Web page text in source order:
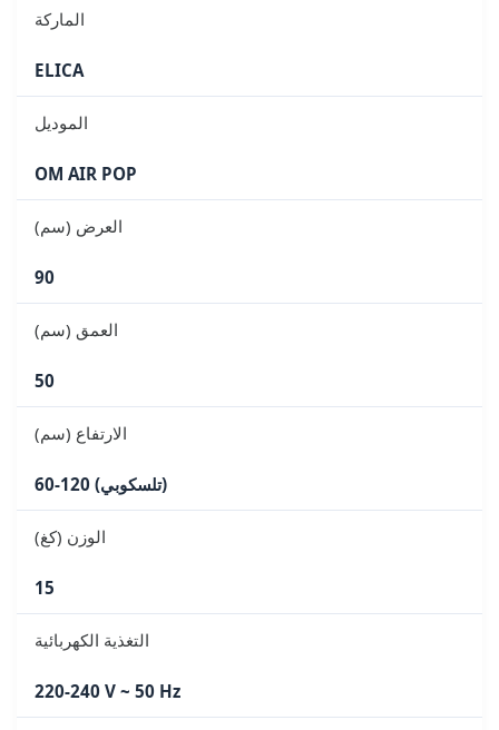
الماركة
ELICA
الموديل
OM AIR POP
العرض (سم)
90
العمق (سم)
50
الارتفاع (سم)
60-120 (تلسكوبي)
الوزن (كغ)
15
التغذية الكهربائية
220-240 V ~ 50 Hz